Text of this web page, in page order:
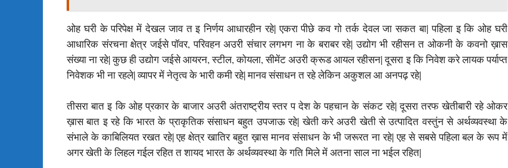
ओह घरी के परिपेक्ष में देखल जाव त इ निर्णय आधारहीन रहे| एकरा पीछे कव गो तर्क देवल जा सकत बा| पहिला इ कि ओह घरी
आधारिक संरचना क्षेत्र जईसे पॉवर, परिवहन अउरी संचार लगभग ना के बराबर रहे| उद्योग भी रहीसन त ओकनी के कवनो ख़ास
संख्या ना रहे| कुछ ही उद्योग जईसे आयरन, स्टील, कोयला, सीमेंट अउरी क्रूड आयल रहीसन| दूसरा इ कि निवेश करे लायक पर्याप्त
निवेशक भी ना रहले| व्यापर में नेतृत्व के भारी कमी रहे| मानव संसाधन त रहे लेकिन अकुशल आ अनपढ़ रहे|
तीसरा बात इ कि ओह प्रकार के बाजार अउरी अंतराष्ट्रीय स्तर प देश के पहचान के संकट रहे| दूसरा तरफ खेतीबारी रहे ओकर
ख़ास बात इ रहे कि भारत के प्राकृतिक संसाधन बहुत उपजाऊ रहे| खेती करे अउरी खेती से उत्पादित वस्तुंन से अर्थव्यवस्था के
संभाले के काबिलियत रखत रहे| एह क्षेत्र खातिर बहुत ख़ास मानव संसाधन के भी जरूरत ना रहे| एह से सबसे पहिला बल के रूप में
अगर खेती के लिहल गईल रहित त शायद भारत के अर्थव्यवस्था के गति मिले में अतना साल ना भईल रहित|